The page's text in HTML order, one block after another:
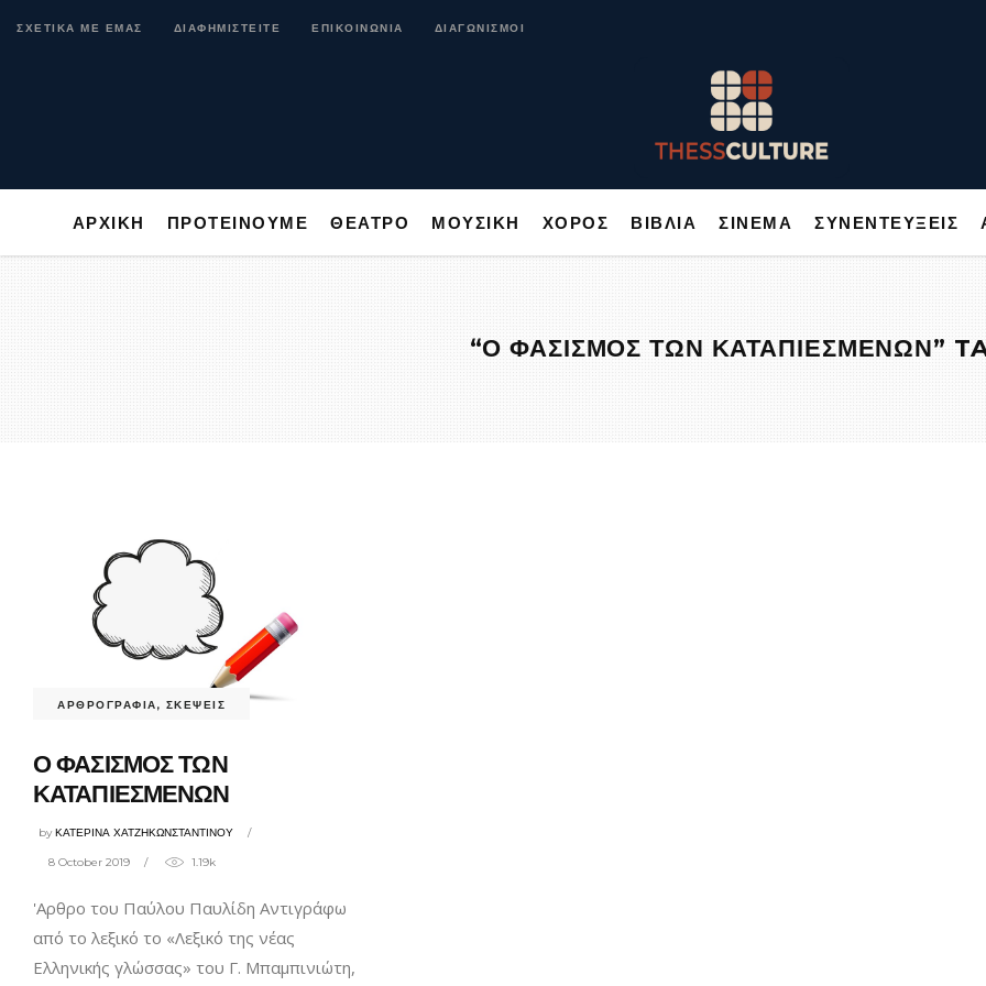
ΣΧΕΤΙΚΑ ΜΕ ΕΜΑΣ ΔΙΑΦΗΜΙΣΤΕΙΤΕ ΕΠΙΚΟΙΝΩΝΙΑ ΔΙΑΓΩΝΙΣΜΟΙ
ΑΡΧΙΚΗ ΠΡΟΤΕΙΝΟΥΜΕ ΘΕΑΤΡΟ ΜΟΥΣΙΚΗ ΧΟΡΟΣ ΒΙΒΛΙΑ ΣΙΝΕΜΑ ΣΥΝΕΝΤΕΥΞΕΙΣ
ΑΡΧΙΚΗ ΠΡΟΤΕΙΝΟΥΜΕ ΘΕΑΤΡΟ ΜΟΥΣΙΚΗ
“Ο ΦΑΣΙΣΜΟΣ ΤΩΝ ΚΑΤΑΠΙΕΣΜΕΝΩΝ”
ΑΡΘΡΟΓΡΑΦΙΑ, ΣΚΕΨΕΙΣ
Ο ΦΑΣΙΣΜΟΣ ΤΩΝ
ΚΑΤΑΠΙΕΣΜΕΝΩΝ
byΚΑΤΕΡΙΝΑ ΧΑΤΖΗΚΩΝΣΤΑΝΤΙΝΟΥ
8 October 2019 1.19k
'Αρθρο του Παύλου Παυλίδη Αντιγράφω
από το λεξικό το «Λεξικό της νέας
Ελληνικής γλώσσας» του Γ. Μπαμπινιώτη,